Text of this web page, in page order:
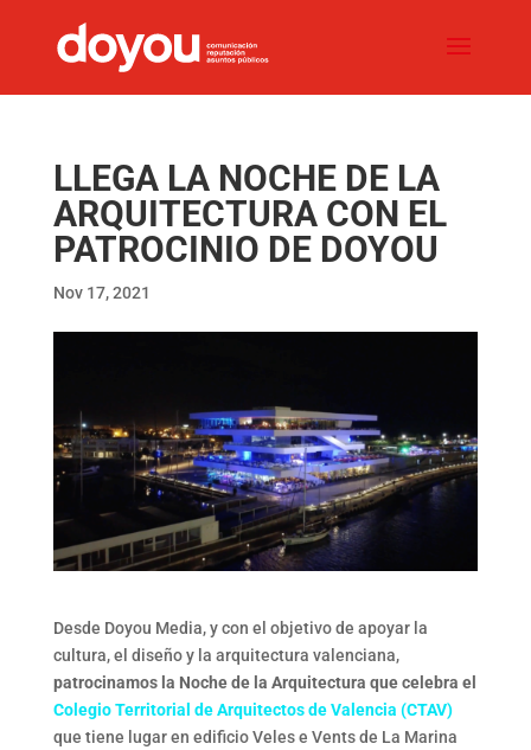
LLEGA LA NOCHE DE LA
ARQUITECTURA CON EL
PATROCINIO DE DOYOU
Nov 17, 2021
Desde Doyou Media, y con el objetivo de apoyar la
cultura, el diseño y la arquitectura valenciana,
patrocinamos la Noche de la Arquitectura que celebra el
Colegio Territorial de Arquitectos de Valencia (CTAV)
que tiene lugar en edificio Veles e Vents de La Marina